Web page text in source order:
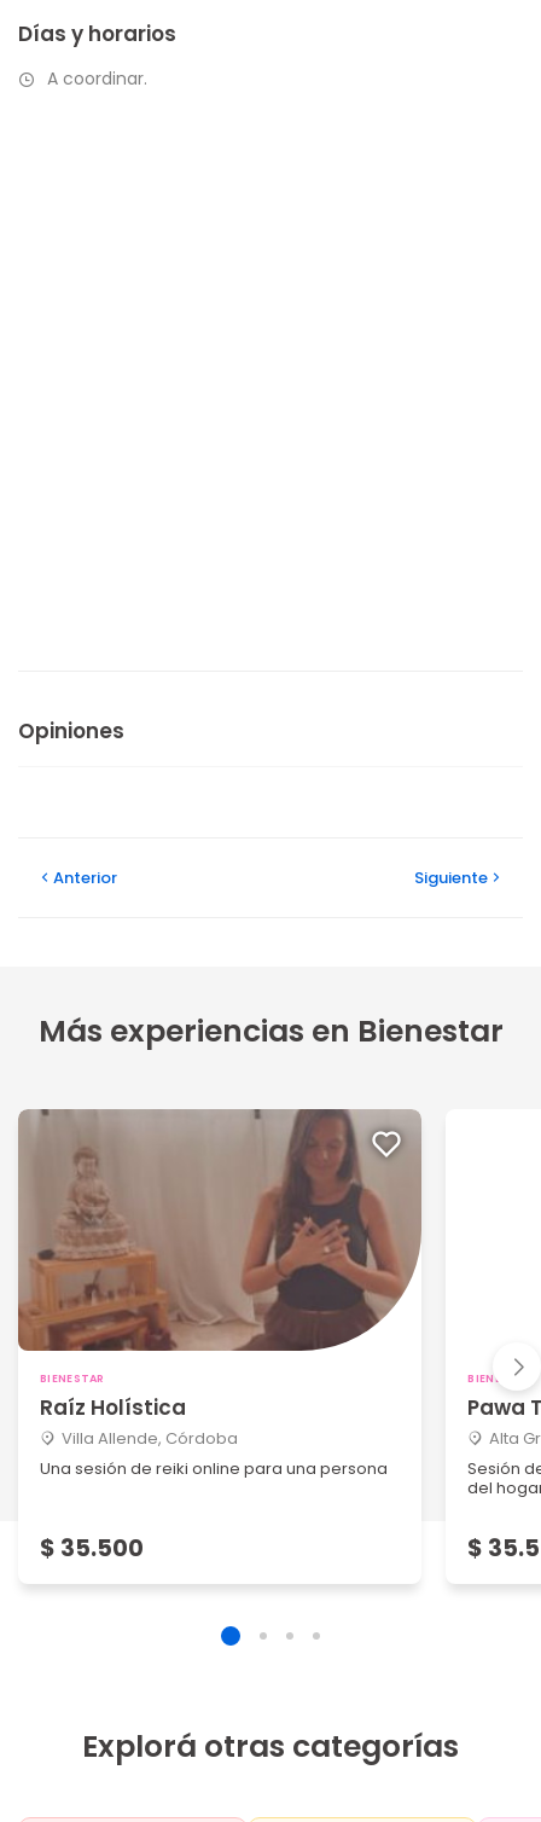
Días y horarios
A coordinar.
Opiniones
Anterior Siguiente
Más experiencias en Bienestar
BIENESTAR
Raíz Holística
Villa Allende, Córdoba
Una sesión de reiki online para una persona
$ 35.500
BIENESTAR
Pawa
Alta
Sesión
del
$
Explorá otras categorías